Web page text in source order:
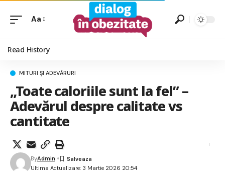
Aa
Read History
MITURI ȘI ADEVĂRURI
„Toate caloriile sunt la fel” –
Adevărul despre calitate vs
cantitate
Ultima Actualizare: 3 Martie 2026 20:54
ByAdmin